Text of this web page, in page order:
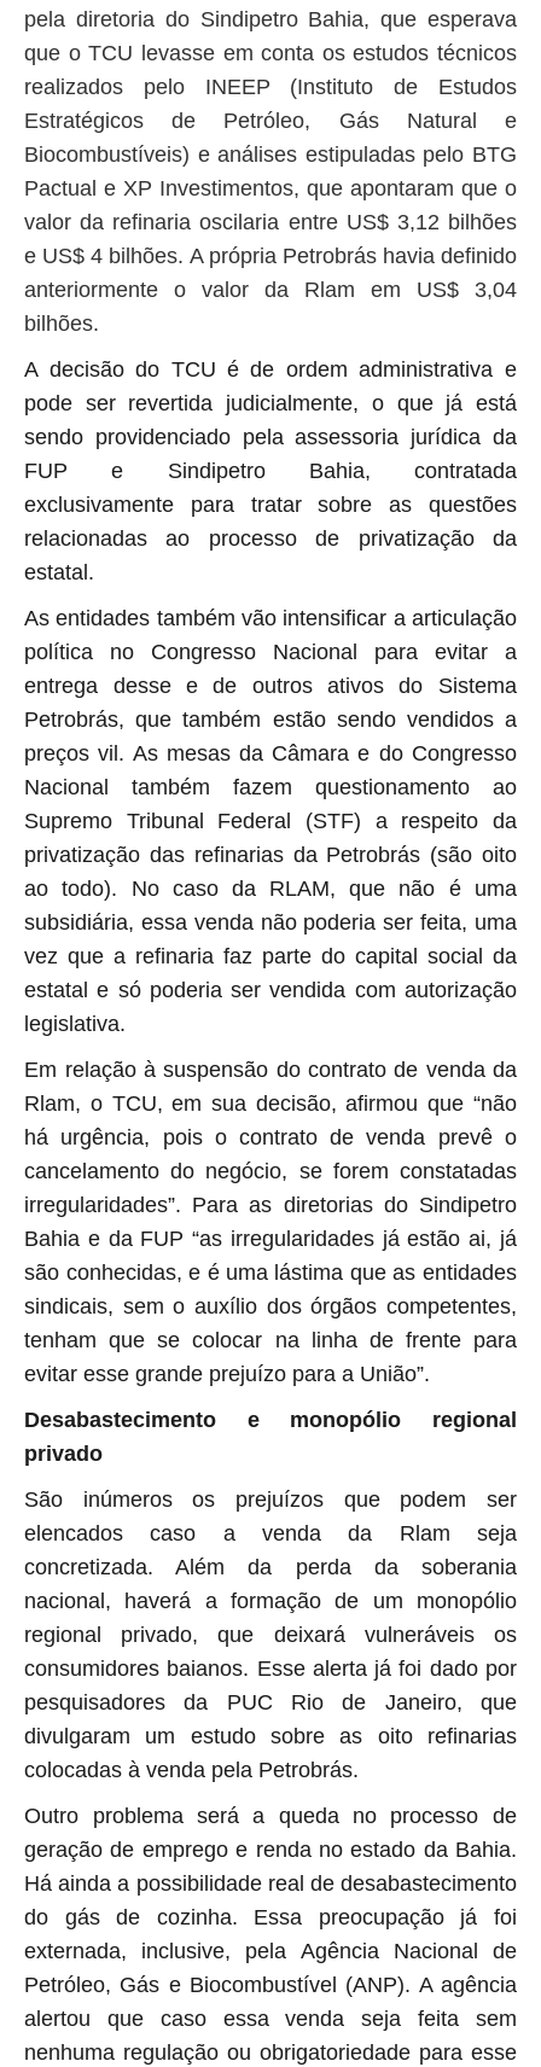
pela diretoria do Sindipetro Bahia, que esperava
que o TCU levasse em conta os estudos técnicos
realizados pelo INEEP (Instituto de Estudos
Estratégicos de Petróleo, Gás Natural e
Biocombustíveis) e análises estipuladas pelo BTG
Pactual e XP Investimentos, que apontaram que o
valor da refinaria oscilaria entre US$ 3,12 bilhões
e US$ 4 bilhões. A própria Petrobrás havia definido
anteriormente o valor da Rlam em US$ 3,04
bilhões.
A decisão do TCU é de ordem administrativa e
pode ser revertida judicialmente, o que já está
sendo providenciado pela assessoria jurídica da
FUP e Sindipetro Bahia, contratada
exclusivamente para tratar sobre as questões
relacionadas ao processo de privatização da
estata .
As entidades também vão intensificar a articulação
política no Congresso Nacional para evitar a
entrega desse e de outros ativos do Sistema
Petrobrás, que também estão sendo vendidos a
preços vil. As mesas da Câmara e do Congresso
Nacionaltambém fazem questionamento ao
Supremo Tribunal Federal (STF) a respeito da
privatização das refinarias da Petrobrás (são oito
ao todo). No caso da RLAM, que não é uma
subsidiária, essa venda não poderia ser feita, uma
vez que a refinaria faz parte do capital social da
estatal e só poderia ser vendida com autorização
legislativa.
Em relação à suspensão do contrato de venda da
Rlam, o TCU, em sua decisão,afirmou que “não
há urgência, pois o contrato de venda prevê o
cancelamento do negócio, se forem constatadas
irregularidades”. Para as diretorias do Sindipetro
Bahia e da FUP “as irregularidades já estão ai, já
são conhecidas, e é uma lástima que as entidades
sindicais, sem o auxílio dos órgãos competentes,
tenham que se colocar na linha de frente para
evitar esse grande prejuízo para a União”.
Desabastecimento e monopólio regional
privado
São inúmeros os prejuízos que podem ser
elencados caso a venda da Rlam seja
concretizada.Além da perda da soberania
nacional, haverá a formação de um monopólio
regional privado, que deixará vulneráveis os
consumidores baianos. Esse alerta já foi dado por
pesquisadores da PUC Rio de Janeiro, que
divulgaram um estudo sobre as oito refinarias
colocadas à venda pela Petrobrás.
Outro problema será a queda no processo de
geração de emprego e renda no estado da Bahia.
Há ainda a possibilidade real de desabastecimento
do gás de cozinha. Essa preocupação já foi
externada, inclusive, pela Agência Nacional de
Petróleo, Gás e Biocombustível (ANP). A agência
alertou que caso essa venda seja feita sem
nenhuma regulação ou obrigatoriedade para esse